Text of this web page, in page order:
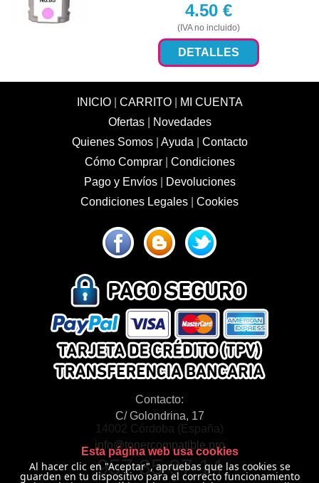
4.50€
(IVA no incluido)
DETALLES
INICIO| CARRITO|
MI CUENTA
Ofertas|
Novedades
Quienes Somos| Ayuda
Contacto
Cómo Comprar| Condiciones
Pago y Envíos|
Devoluciones
Condiciones Legales
Cookies
Contacto:
C/ Golondrina, 17
14002 Córdoba (España)
info@tonercompatible.pro
957 35 97 14
Esta página web usa cookies
Al hacer clic en "Aceptar", apruebas que las cookies se
guarden en tu dispositivo para el correcto funcionamiento